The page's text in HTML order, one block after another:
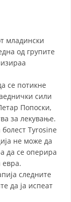
младински
од групите
се потикне
сили
Попоски,
за лекување.
Tyrosine
не може да
да се оперира
евра.
следните
да ја испеат